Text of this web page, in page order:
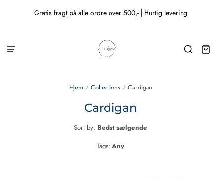
Gratis fragt på alle ordre over 500,- ⎜Hurtig levering
Hjem / Collections / Cardigan
Cardigan
Sort by: Bedst sælgende
Tags: Any